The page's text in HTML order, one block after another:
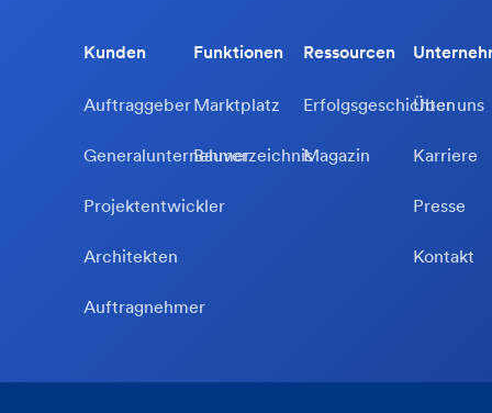
Kunden
Auftraggeber
Generalunternehmer
Projektentwickler
Architekten
Auftragnehmer
Funktionen
Marktplatz
Bauverzeichnis
Ressourcen
Erfolgsgeschichten
Magazin
Über uns
Karriere
Presse
Kontakt